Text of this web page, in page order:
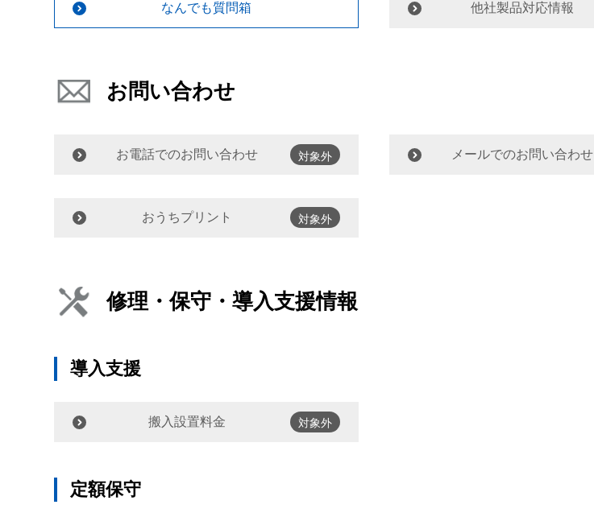
なんでも質問箱 他社製品対応情報
お問い合わせ
お電話でのお問い合わせ 対象外 メールでのお問い合わせ
おうちプリント 対象外
修理・保守・導入支援情報
導入支援
搬入設置料金 対象外
定額保守